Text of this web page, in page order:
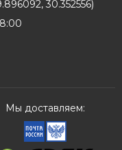
30.352556)
Мы доставляем: